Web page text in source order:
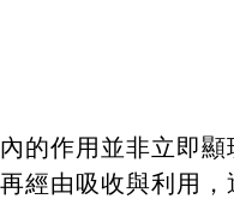
的作用並非立即
經由吸收與利用